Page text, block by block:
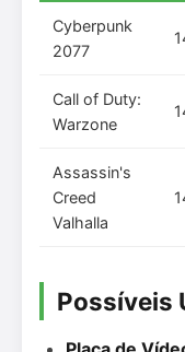
Cyberpunk
2077
Call of Duty:
Warzone
Assassin's
Creed
Valhalla
Possíveis